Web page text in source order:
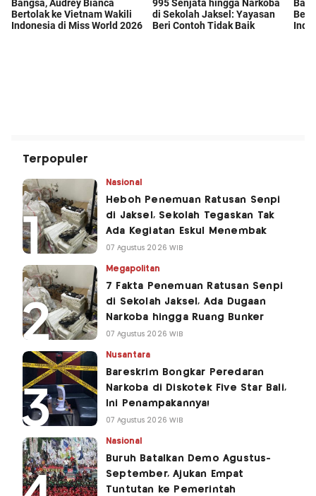
Terpopuler
Nasional
Heboh Penemuan Ratusan Senpi
di Jaksel, Sekolah Tegaskan Tak
Ada Kegiatan Eskul Menembak
07 Agustus 2026 WIB
Megapolitan
7 Fakta Penemuan Ratusan Senpi
di Sekolah Jaksel, Ada Dugaan
Narkoba hingga Ruang Bunker
07 Agustus 2026 WIB
Nusantara
Bareskrim Bongkar Peredaran
Narkoba di Diskotek Five Star Bali,
Ini Penampakannya!
07 Agustus 2026 WIB
Nasional
Buruh Batalkan Demo Agustus-
September, Ajukan Empat
Tuntutan ke Pemerintah